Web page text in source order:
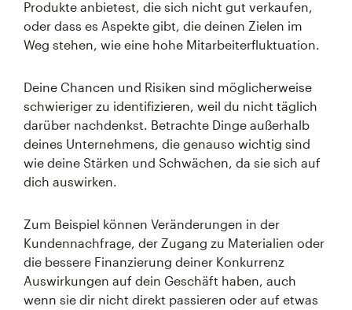
Produkte anbietest, die sich nicht gut verkaufen,
oder dass es Aspekte gibt, die deinen Zielen im
Weg stehen, wie eine hohe Mitarbeiterfluktuation.
Deine Chancen und Risiken sind möglicherweise
schwieriger zu identifizieren, weil du nicht täglich
darüber nachdenkst. Betrachte Dinge außerhalb
deines Unternehmens, die genauso wichtig sind
wie deine Stärken und Schwächen, da sie sich auf
dich auswirken.
Zum Beispiel können Veränderungen in der
Kundennachfrage, der Zugang zu Materialien oder
die bessere Finanzierung deiner Konkurrenz
Auswirkungen auf dein Geschäft haben, auch
wenn sie dir nicht direkt passieren oder auf etwas